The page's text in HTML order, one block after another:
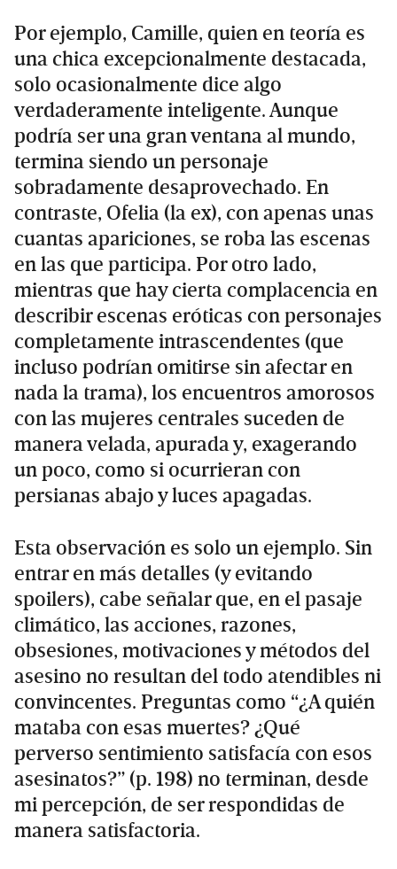
Por ejemplo, Camille, quien en teoría es
una chica excepcionalmente destacada,
solo ocasionalmente dice algo
verdaderamente inteligente. Aunque
podría ser una gran ventana al mundo,
termina siendo un personaje
sobradamente desaprovechado. En
contraste, Ofelia (la ex), con apenas unas
cuantas apariciones, se roba las escenas
en las que participa. Por otro lado,
mientras que hay cierta complacencia en
describir escenas eróticas con personajes
completamente intrascendentes (que
incluso podrían omitirse sin afectar en
nada la trama), los encuentros amorosos
con las mujeres centrales suceden de
manera velada, apurada y, exagerando
un poco, como si ocurrieran con
persianas abajo y luces apagadas.
Esta observación es solo un ejemplo. Sin
entrar en más detalles (y evitando
spoilers), cabe señalar que, en el pasaje
climático, las acciones, razones,
obsesiones, motivaciones y métodos del
asesino no resultan del todo atendibles ni
convincentes. Preguntas como “¿A quién
mataba con esas muertes? ¿Qué
perverso sentimiento satisfacía con esos
asesinatos?” (p. 198) no terminan, desde
mi percepción, de ser respondidas de
manera satisfactoria.